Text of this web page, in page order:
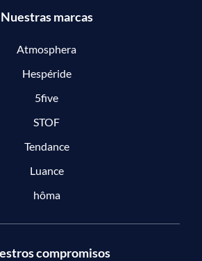
Nuestras marcas
Atmosphera
Hespéride
5five
STOF
Tendance
Luance
hôma
compromisos